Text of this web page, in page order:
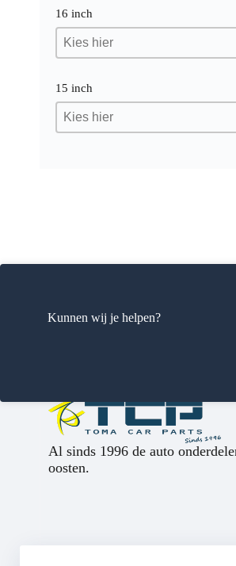
16 inch
16 inch
16 inch
16 inch
15 inch
15 inch
15 inch
15 inch
Kunnen wij je helpen?
Al sinds 1996 de auto
oosten.